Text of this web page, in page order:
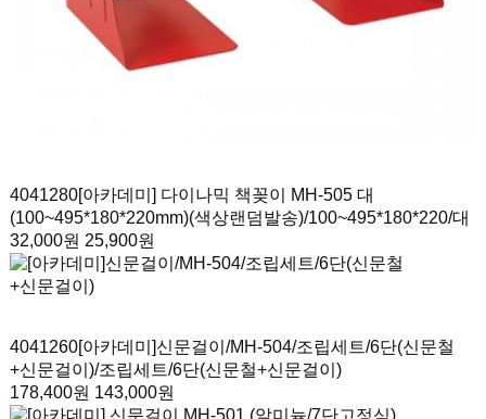
4041280[아카데미] 다이나믹 책꽂이 MH-505 대
(100~495*180*220mm)(색상랜덤발송)/100~495*180*220/대
32,000원 25,900원
4041260[아카데미]신문걸이/MH-504/조립세트/6단(신문철
+신문걸이)/조립세트/6단(신문철+신문걸이)
178,400원 143,000원